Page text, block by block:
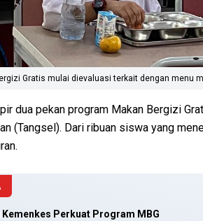
Gratis mulai dievaluasi terkait dengan menu
dua pekan program Makan Bergizi
(Tangsel). Dari ribuan siswa yang
Kemenkes Perkuat Program MBG